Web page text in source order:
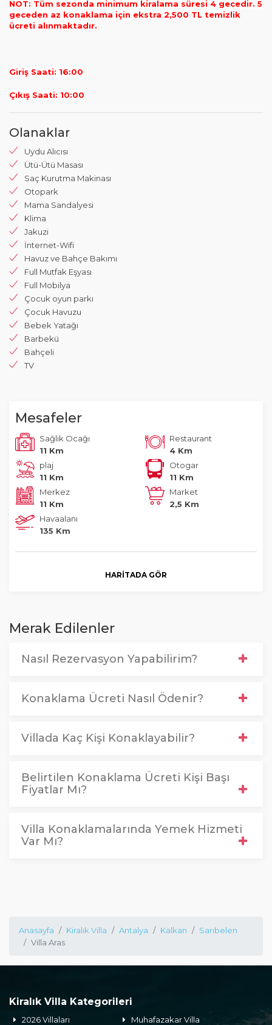
NOT: Tüm sezonda minimum kiralama süresi 4 gecedir. 5
geceden az konaklama için ekstra 2,500 TL temizlik
ücreti alınmaktadır.
Giriş Saati: 16:00
Çıkış Saati: 10:00
Olanaklar
Uydu Alıcısı
Ütü-Ütü Masası
Saç Kurutma Makinası
Otopark
Mama Sandalyesi
Klima
Jakuzi
İnternet-Wifi
Havuz ve Bahçe Bakımı
Full Mutfak Eşyası
Full Mobilya
Çocuk oyun parkı
Çocuk Havuzu
Bebek Yatağı
Barbekü
Bahçeli
TV
Mesafeler
Sağlık Ocağı
11 Km
Restaurant
4 Km
plaj
11 Km
Otogar
11 Km
Merkez
11 Km
Market
2,5 Km
Havaalanı
135 Km
HARITADA GÖR
Merak Edilenler
Nasıl Rezervasyon Yapabilirim?
Konaklama Ücreti Nasıl Ödenir?
Villada Kaç Kişi Konaklayabilir?
Belirtilen Konaklama Ücreti Kişi Başı
Fiyatlar Mı?
Villa Konaklamalarında Yemek Hizmeti
Var Mı?
Anasayfa Kiralık Villa Antalya Kalkan
Sarıbelen
Villa Aras
Kiralık Villa Kategorileri
2026 Villaları
Muhafazakar Villa